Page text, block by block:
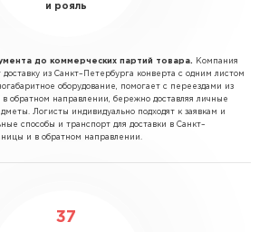
и рояль
до коммерческих партий товара.
Компания
доставку из Санкт–Петербурга конверта с одним листом
оборудование, помогает с переездами из
в обратном направлении, бережно доставляя личные
Логисты индивидуально подходят к заявкам и
способы и транспорт для доставки в Санкт–
и в обратном направлении.
37